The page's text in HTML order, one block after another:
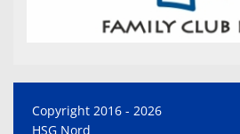
Copyright 2016 - 2026
HSG Nord